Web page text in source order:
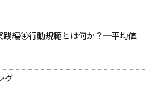
践編④行動規範とは何か？─平均値
グ